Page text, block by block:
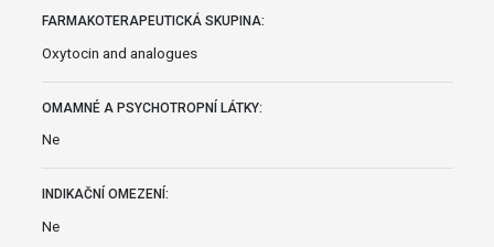
FARMAKOTERAPEUTICKÁ SKUPINA:
Oxytocin and analogues
OMAMNÉ A PSYCHOTROPNÍ LÁTKY:
Ne
INDIKAČNÍ OMEZENÍ:
Ne